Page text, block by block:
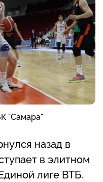
"Самара"
назад в
в элитном
лиге ВТБ.